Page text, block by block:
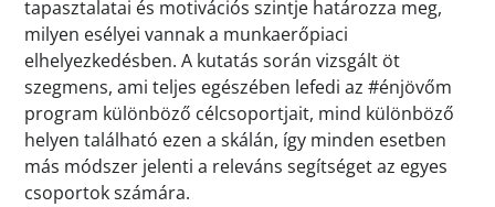
tapasztalatai és motivációs szintje határozza meg,
milyen esélyei vannak a munkaerőpiaci
elhelyezkedésben. A kutatás során vizsgált öt
szegmens, ami teljes egészében lefedi az #énjövőm
program különböző célcsoportjait, mind különböző
helyen található ezen a skálán, így minden esetben
más módszer jelenti a releváns segítséget az egyes
csoportok számára.